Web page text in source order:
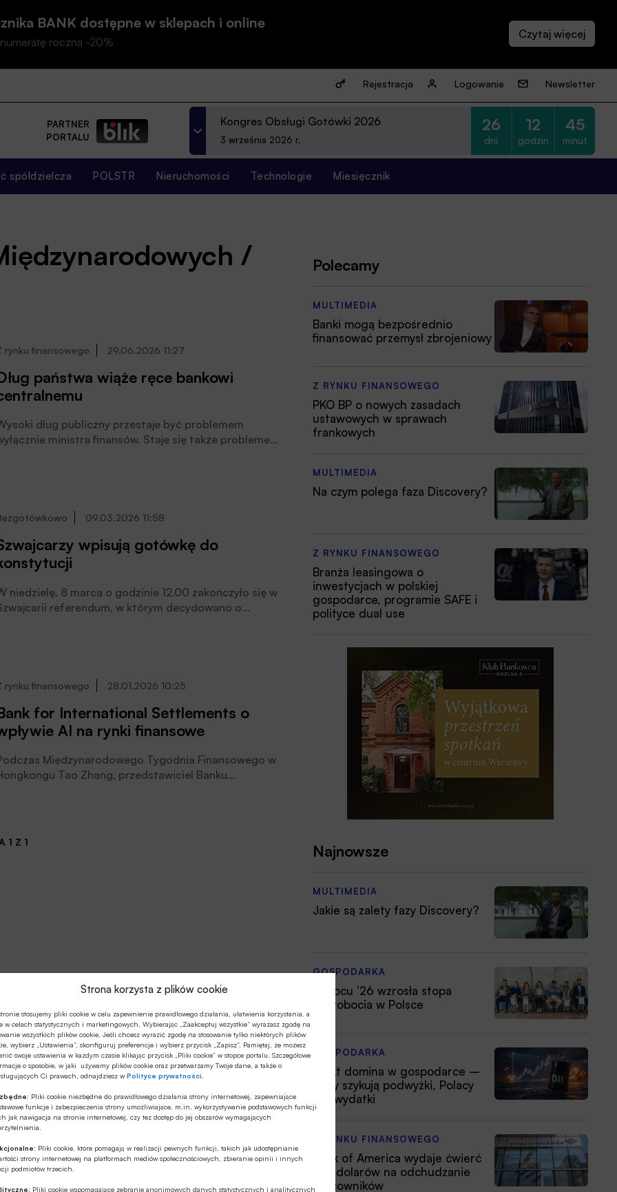
Strona korzysta z plików cookie
stosujemy pliki cookie w celu zapewnienie prawidłowego działania, ułatwienia korzystania, a
w celach statystycznych i marketingowych. Wybierając „Zaakceptuj wszystkie” wyrażasz zgodę na
wszystkich plików cookie. Jeśli chcesz wyrazić zgodę na stosowanie tylko niektórych plików
wybierz „Ustawienia”, skonfiguruj preferencje i wybierz przycisk „Zapisz”. Pamiętaj, że możesz
swoje ustawienia w każdym czasie klikając przycisk „Pliki cookie” w stopce portalu. Szczegółowe
o sposobie, w jaki używamy plików cookie oraz przetwarzamy Twoje dane, a także o
Ci prawach, odnajdziesz wPolityce prywatności
Pliki cookie niezbędne do prawidłowego działania strony internetowej, zapewniające
funkcje i zabezpieczenia strony umożliwiające, m.in. wykorzystywanie podstawowych funkcji
jak nawigacja na stronie internetowej, czy tez dostęp do jej obszarów wymagających
Pliki cookie, które pomagają w realizacji pewnych funkcji, takich jak udostępnianie
strony internetowej na platformach mediów społecznościowych, zbieranie opinii i innych
podmiotów trzecich.
Pliki cookie wspomagające zebranie anonimowych danych statystycznych i analitycznych
BANK dostępne w sklepach i online
roczną -20%
Rejestracja Logowanie Newsletter
PARTNER
PORTALU
Kongres Obsługi Gotówki 2026
3 września 2026 r.
26
dni
12
godzin
45
minut
spółdzielcza POLSTR Nieruchomości Technologie Miesięcznik
/
rynku finansowego 29.06.2026 11:27
państwa wiąże ręce bankowi
dług publiczny przestaje być problemem
ministra finansów. Staje się także problemem
09.03.2026 11:58
wpisują gotówkę do
niedzielę, 8 marca o godzinie 12.00 zakończyło się w
referendum, w którym decydowano o
rynku finansowego 28.01.2026 10:25
for International Settlements o
AI na rynki finansowe
Międzynarodowego Tygodnia Finansowego w
Tao Zhang, przedstawiciel Banku
stabilność systemu finansowego.
1 Z 1
Polecamy
MULTIMEDIA
Banki mogą bezpośrednio
finansować przemysł zbrojeniowy
Z RYNKU FINANSOWEGO
PKO BP o nowych zasadach
ustawowych w sprawach
frankowych
MULTIMEDIA
Na czym polega faza Discovery?
Z RYNKU FINANSOWEGO
Branża leasingowa o
inwestycjach w polskiej
gospodarce, programie SAFE i
polityce dual use
Najnowsze
MULTIMEDIA
Jakie są zalety fazy Discovery?
GOSPODARKA
W lipcu ’26 wzrosła stopa
bezrobocia w Polsce
GOSPODARKA
Efekt domina w gospodarce –
firmy szykują podwyżki, Polacy
tną wydatki
Z RYNKU FINANSOWEGO
Bank of America wydaje ćwierć
mld dolarów na odchudzanie
pracowników